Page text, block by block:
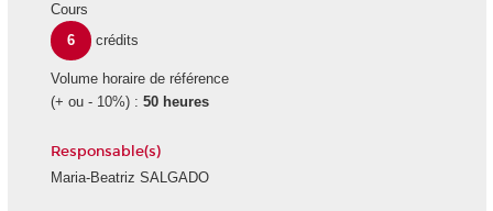
Cours
6
crédits
Volume horaire de référence
(+ ou - 10%) : 50 heures
Responsable(s)
Maria-Beatriz SALGADO